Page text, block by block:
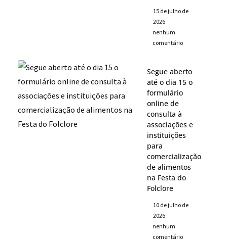
15 de julho de
2026
nenhum
comentário
Segue aberto
até o dia 15 o
formulário
online de
consulta à
associações e
instituições
para
comercialização
de alimentos
na Festa do
Folclore
10 de julho de
2026
nenhum
comentário